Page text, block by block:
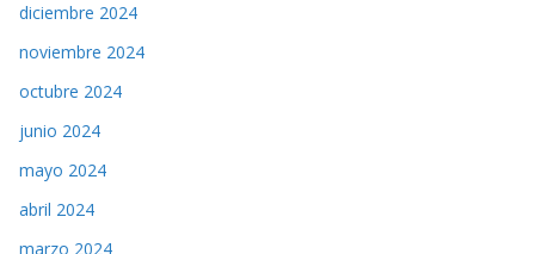
diciembre 2024
noviembre 2024
octubre 2024
junio 2024
mayo 2024
abril 2024
marzo 2024